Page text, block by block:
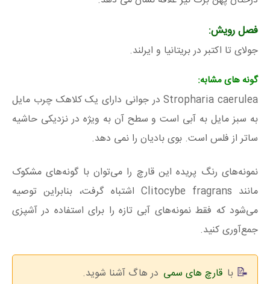
فصل رویش:
جولای تا اکتبر در بریتانیا و ایرلند.
گونه های مشابه:
Stropharia caerulea در جوانی دارای یک کلاهک چرب مایل
به سبز مایل به آبی است و سطح آن به ویژه در نزدیکی حاشیه
ساتر از فلس است. بوی بادیان را نمی دهد.
نمونه‌های رنگ پریده این قارچ را می‌توان با گونه‌های مشکوک
مانند Clitocybe fragrans اشتباه گرفت، بنابراین توصیه
می‌شود که فقط نمونه‌های آبی تازه را برای استفاده در آشپزی
جمع‌آوری کنید.
با قارچ های سمی در هاگ آشنا شوید.